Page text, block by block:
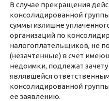
В случае прекращения
консолидированной
суммы излишне
организаций по
налогоплательщиков, не
(незачтенные) в счет
недоимки, подлежат
являвшейся
консолидированной
ее заявлению.